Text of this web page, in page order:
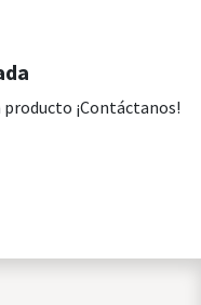
¡Contáctanos!